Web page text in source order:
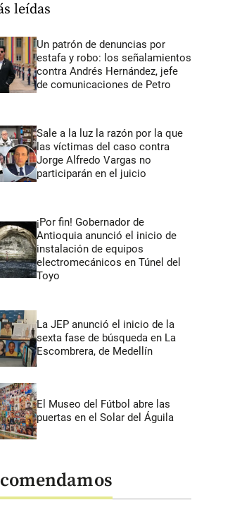
leídas
Un patrón de denuncias por
estafa y robo: los señalamientos
contra Andrés Hernández, jefe
de comunicaciones de Petro
Sale a la luz la razón por la que
las víctimas del caso contra
Jorge Alfredo Vargas no
participarán en el juicio
¡Por fin! Gobernador de
Antioquia anunció el inicio de
instalación de equipos
electromecánicos en Túnel del
Toyo
La JEP anunció el inicio de la
sexta fase de búsqueda en La
Escombrera, de Medellín
El Museo del Fútbol abre las
puertas en el Solar del Águila